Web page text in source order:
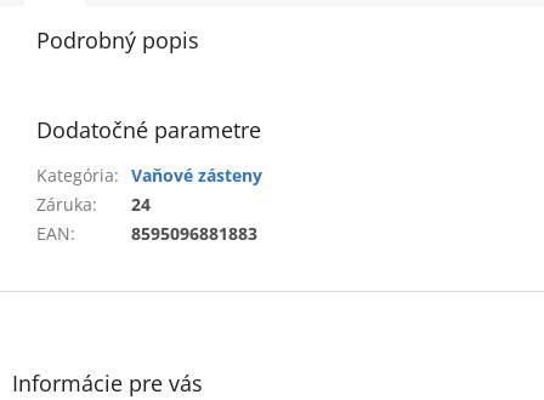
Podrobný popis
Dodatočné parametre
Kategória: Vaňové zásteny
Záruka:
24
EAN: 8595096881883
Z
Informácie pre vás